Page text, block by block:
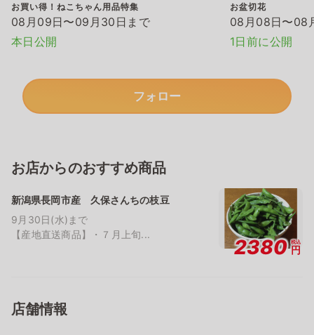
お買い得！ねこちゃん用品特集
08月09日〜09月30日まで
本日公開
お盆切花
08月08日〜08
1日前に公開
フォロー
お店からのおすすめ商品
新潟県長岡市産 久保さんちの枝豆
9月30日(水)まで
【産地直送商品】・７月上旬...
2380 税込
円
店舗情報